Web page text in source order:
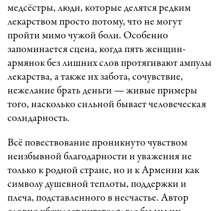
медсёстры, люди, которые делятся редким
лекарством просто потому, что не могут
пройти мимо чужой боли. Особенно
запоминается сцена, когда пять женщин-
армянок без лишних слов протягивают ампулы
лекарства, а также их забота, сочувствие,
нежелание брать деньги — живые примеры
того, насколько сильной бывает человеческая
солидарность.
Всё повествование проникнуто чувством
неизбывной благодарности и уважения не
только к родной стране, но и к Армении как
символу душевной теплоты, поддержки и
плеча, подставленного в несчастье. Автор